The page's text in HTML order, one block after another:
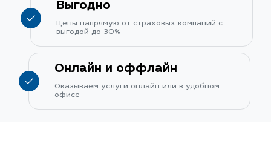
Выгодно
Цены напрямую от страховых компаний с
выгодой до 30%
Онлайн и оффлайн
Оказываем услуги онлайн или в удобном
офисе